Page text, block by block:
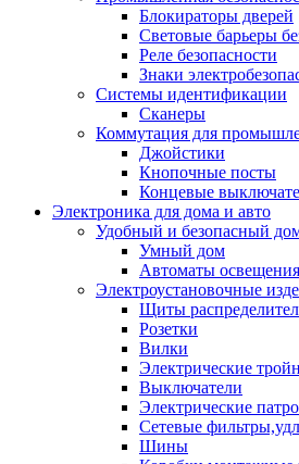
Блокираторы дверей
Световые барьеры
Реле безопасности
Знаки
Системы идентификации
Сканеры
Коммутация для
Джойстики
Кнопочные посты
Концевые
Электроника для дома и авто
Удобный и безопасный
Умный дом
Автоматы освещения
Электроустановочные
Щиты
Розетки
Вилки
Электрические
Выключатели
Электрические
Сетевые
Шины